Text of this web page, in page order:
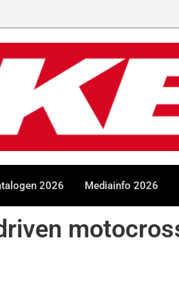
2026 Mediainfo 2026